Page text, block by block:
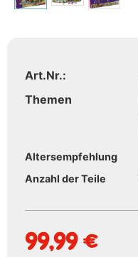
Art.Nr.:
Themen
Altersempfehlung
Anzahl der Teile
99,99€